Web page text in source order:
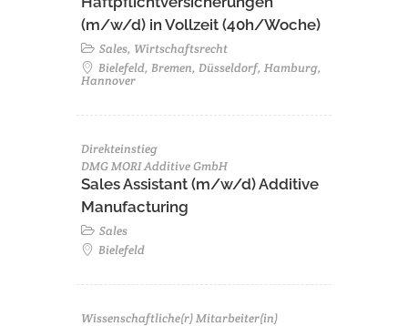
(m/w/d) in Vollzeit (40h/Woche)
Sales, Wirtschaftsrecht
Bielefeld, Bremen, Düsseldorf, Hamburg,
Hannover
Direkteinstieg
DMG MORI Additive GmbH
Sales Assistant (m/w/d) Additive
Manufacturing
Sales
Bielefeld
Wissenschaftliche(r) Mitarbeiter(in)